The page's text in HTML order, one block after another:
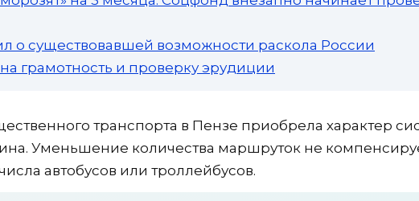
о существовавшей возможности раскола России
на грамотность и проверку эрудиции
транспорта в Пензе приобрела характер
Уменьшение количества маршруток не
автобусов или троллейбусов.